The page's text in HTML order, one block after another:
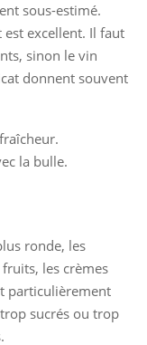
sous-estimé.
est excellent. Il faut
sinon le vin
donnent souvent
la bulle.
ronde, les
les crèmes
particulièrement
sucrés ou trop